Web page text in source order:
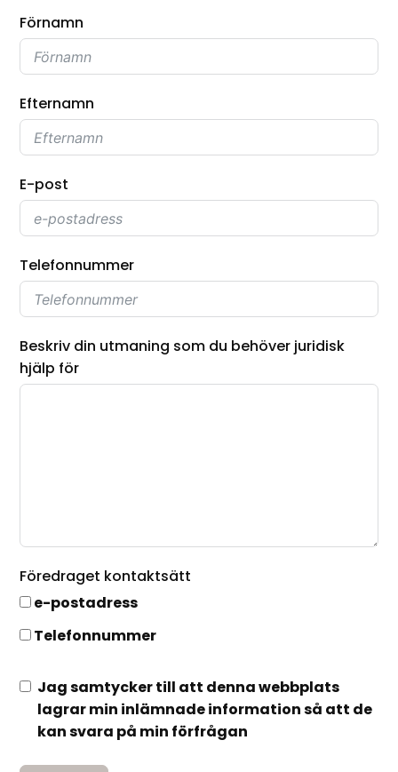
Förnamn
Efternamn
E-post
Telefonnummer
Beskriv din utmaning som du behöver juridisk
hjälp för
Föredraget kontaktsätt
e-postadress
Telefonnummer
Jag samtycker till att denna webbplats
lagrar min inlämnade information så att de
kan svara på min förfrågan